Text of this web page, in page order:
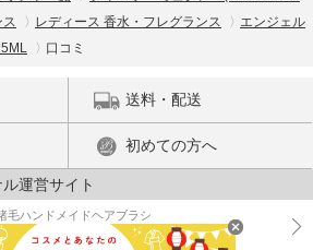
ス レディース 香水・フレグランス
エンジェル
口コミ
送料・配送
初めての方へ
運営サイト
毛ハンドメイドヘアブラシ